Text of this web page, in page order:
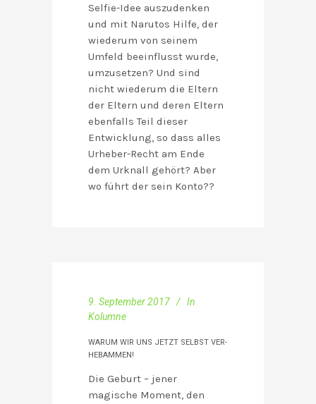
Selfie-Idee auszudenken
und mit Narutos Hilfe, der
wiederum von seinem
Umfeld beeinflusst wurde,
umzusetzen? Und sind
nicht wiederum die Eltern
der Eltern und deren Eltern
ebenfalls Teil dieser
Entwicklung, so dass alles
Urheber-Recht am Ende
dem Urknall gehört? Aber
wo führt der sein Konto??
9. September 2017
In
Kolumne
WARUM WIR UNS JETZT SELBST VER-
HEBAMMEN!
Die Geburt – jener
magische Moment, den